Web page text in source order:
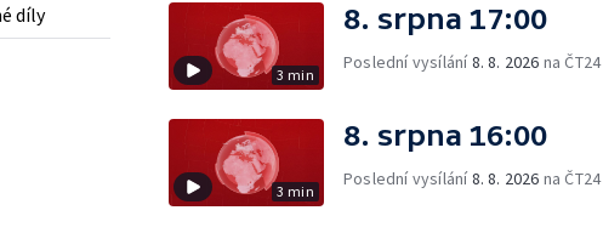
díly
3 min
8. srpna 17:00
Poslední vysílání8. 8. 2026 na ČT24
3 min
8. srpna 16:00
Poslední vysílání8. 8. 2026 na ČT24